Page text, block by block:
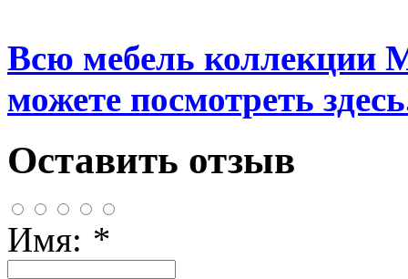
Всю мебель коллекции
можете посмотреть
Оставить отзыв
Имя: *